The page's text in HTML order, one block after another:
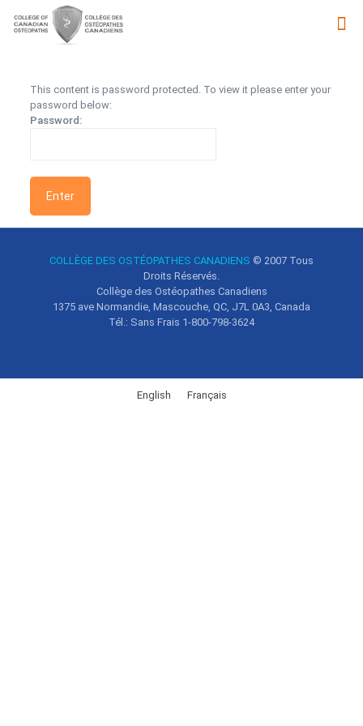
This content is password protected. To view it please enter your
password below:
Password:
COLLÈGE DES OSTÉOPATHES CANADIENS © 2007 Tous
Droits Réservés.
Collège des Ostéopathes Canadiens
1375 ave Normandie, Mascouche, QC, J7L 0A3, Canada
Tél.: Sans Frais 1-800-798-3624
English Français